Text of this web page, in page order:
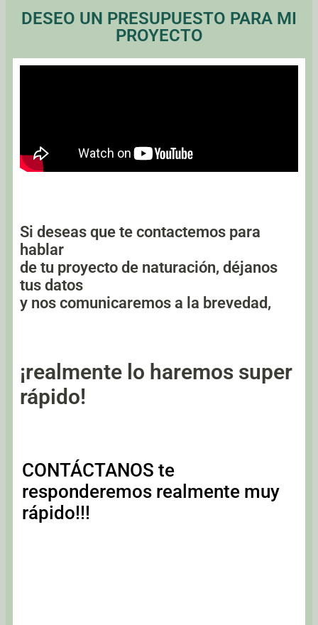
DESEO UN PRESUPUESTO PARA MI
PROYECTO
Si deseas que te contactemos para
hablar
de tu proyecto de naturación, déjanos
tus datos
y nos comunicaremos a la brevedad,
¡realmente lo haremos super
rápido!
CONTÁCTANOS te
responderemos realmente muy
rápido!!!